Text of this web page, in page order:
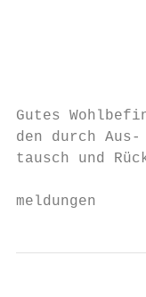
Gutes
den durch
tausch und
meldungen